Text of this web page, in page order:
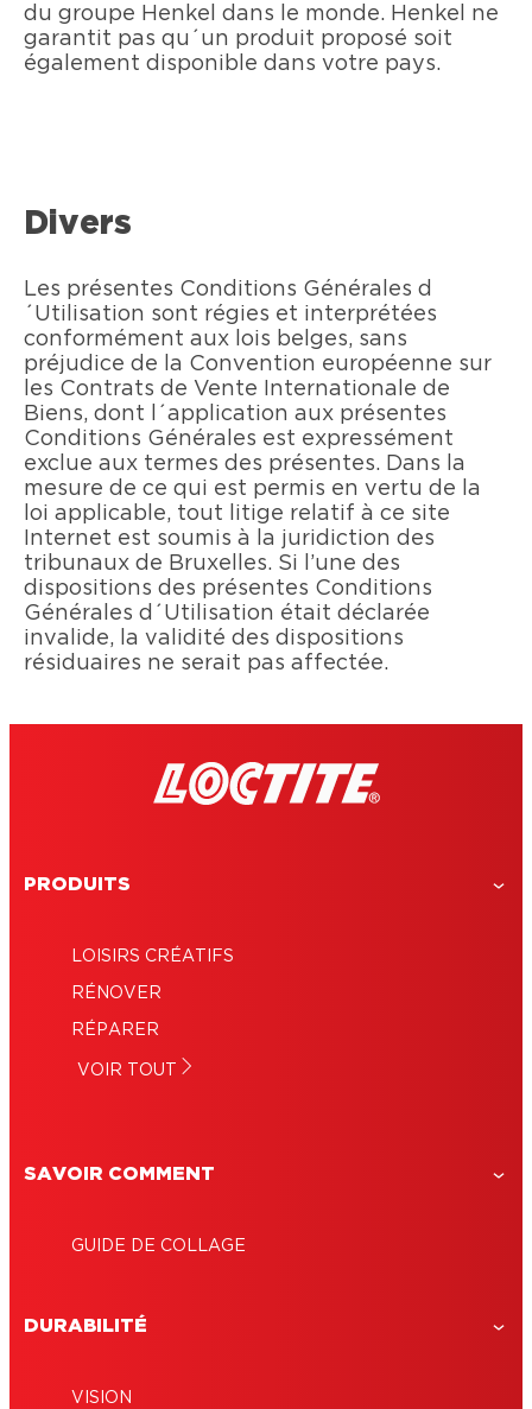
du groupe Henkel dans le monde. Henkel ne
garantit pas qu´un produit proposé soit
également disponible dans votre pays.
Divers
Les présentes Conditions Générales d
´Utilisation sont régies et interprétées
conformément aux lois belges, sans
préjudice de la Convention européenne sur
les Contrats de Vente Internationale de
Biens, dont l´application aux présentes
Conditions Générales est expressément
exclue aux termes des présentes. Dans la
mesure de ce qui est permis en vertu de la
loi applicable, tout litige relatif à ce site
Internet est soumis à la juridiction des
tribunaux de Bruxelles. Si l’une des
dispositions des présentes Conditions
Générales d´Utilisation était déclarée
invalide, la validité des dispositions
résiduaires ne serait pas affectée.
PRODUITS
LOISIRS CRÉATIFS
RÉNOVER
RÉPARER
VOIR TOUT
SAVOIR COMMENT
GUIDE DE COLLAGE
DURABILITÉ
VISION